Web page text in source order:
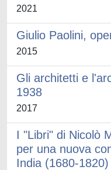
2021
Giulio Paolini,
2015
Gli architetti e
1938
2017
I "Libri" di Nicolò
per una nuova
India (1680-1820)